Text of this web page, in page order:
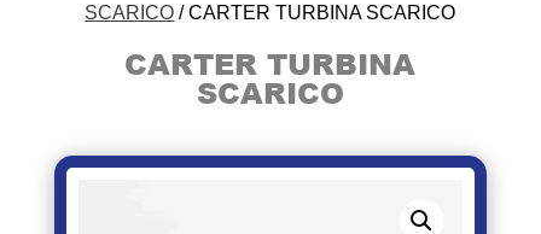
SCARICO / CARTER TURBINA SCARICO
CARTER TURBINA
SCARICO